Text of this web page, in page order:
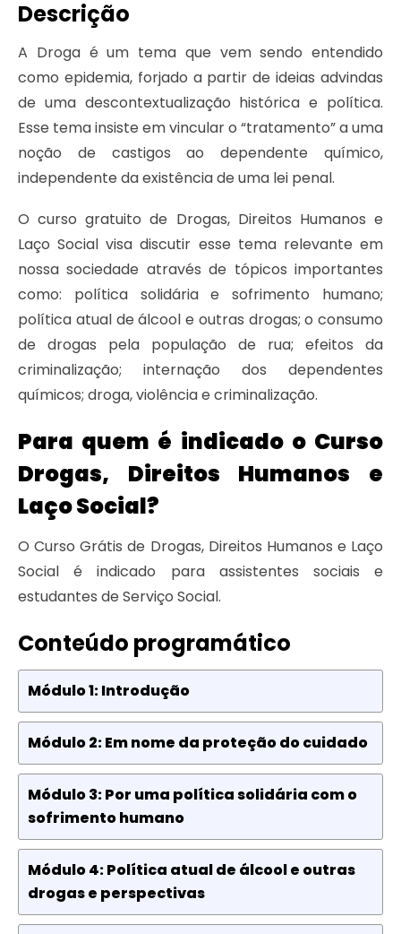
Descrição
A Droga é um tema que vem sendo entendido
como epidemia, forjado a partir de ideias advindas
de uma descontextualização histórica e política.
Esse tema insiste em vincular o “tratamento” a uma
noção de castigos ao dependente químico,
independente da existência de uma lei penal.
O curso gratuito de Drogas, Direitos Humanos e
Laço Social visa discutir esse tema relevante em
nossa sociedade através de tópicos importantes
como: política solidária e sofrimento humano;
política atual de álcool e outras drogas; o consumo
de drogas pela população de rua; efeitos da
criminalização; internação dos dependentes
químicos; droga, violência e criminalização.
Para quem é indicado o Curso
Drogas, Direitos Humanos e
Laço Social?
O Curso Grátis de Drogas, Direitos Humanos e Laço
Social é indicado para assistentes sociais e
estudantes de Serviço Social.
Conteúdo programático
Módulo 1: Introdução
Módulo 2: Em nome da proteção do cuidado
Módulo 3: Por uma política solidária com o
sofrimento humano
Módulo 4: Política atual de álcool e outras
drogas e perspectivas